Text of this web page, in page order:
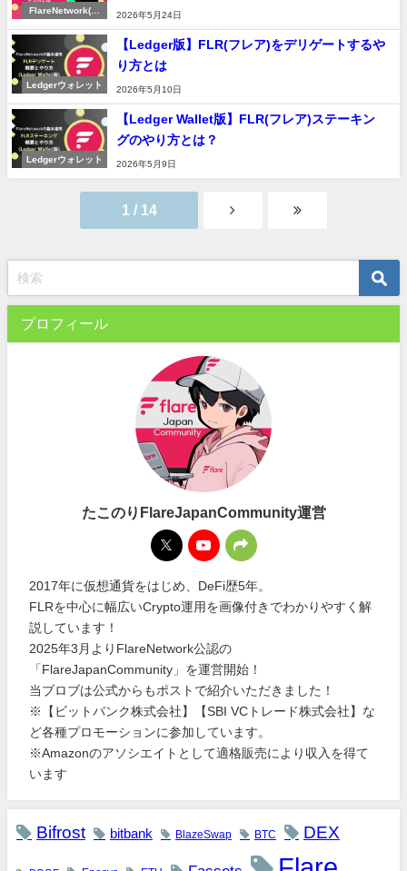
FlareNetwork(フ
2026年5月24日
Ledgerウォレット
【Ledger版】FLR(フレア)をデリゲートするや
り方とは
2026年5月10日
Ledgerウォレット
【Ledger Wallet版】FLR(フレア)ステーキン
グのやり方とは？
2026年5月9日
1 / 14
プロフィール
たこのりFlareJapanCommunity運営
2017年に仮想通貨をはじめ、DeFi歴5年。
FLRを中心に幅広いCrypto運用を画像付きでわかりやすく解
説しています！
2025年3月よりFlareNetwork公認の
「FlareJapanCommunity」を運営開始！
当ブロブは公式からもポストで紹介いただきました！
※【ビットバンク株式会社】【SBI VCトレード株式会社】な
ど各種プロモーションに参加しています。
※Amazonのアソシエイトとして適格販売により収入を得て
います
Bifrost bitbank BlazeSwap BTC DEX